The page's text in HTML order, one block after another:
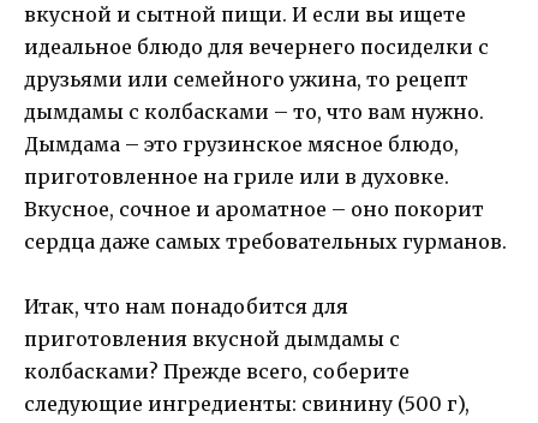
вкусной и сытной пищи. И если вы ищете
идеальное блюдо для вечернего посиделки с
друзьями или семейного ужина, то рецепт
дымдамы с колбасками – то, что вам нужно.
Дымдама – это грузинское мясное блюдо,
приготовленное на гриле или в духовке.
Вкусное, сочное и ароматное – оно покорит
сердца даже самых требовательных гурманов.
Итак, что нам понадобится для
приготовления вкусной дымдамы с
колбасками? Прежде всего, соберите
следующие ингредиенты: свинину (500 г),